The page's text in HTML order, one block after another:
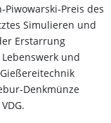
Preis des
Simulieren und
Erstarrung
und
Denkmünze